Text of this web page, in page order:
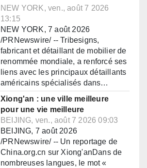
NEW YORK, ven., août 7 2026
13:15
NEW YORK, 7 août 2026
/PRNewswire/ -- Tribesigns,
fabricant et détaillant de mobilier de
renommée mondiale, a renforcé ses
liens avec les principaux détaillants
américains spécialisés dans…
Xiong'an : une ville meilleure
pour une vie meilleure
BEIJING, ven., août 7 2026 09:03
BEIJING, 7 août 2026
/PRNewswire/ -- Un reportage de
China.org.cn sur Xiong'anDans de
nombreuses langues, le mot «